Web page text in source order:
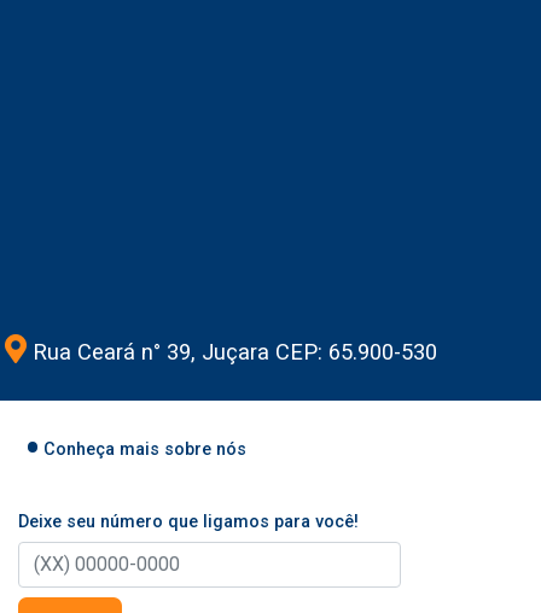
Rua Ceará n° 39, Juçara CEP: 65.900-530
Conheça mais sobre nós
Deixe seu número que ligamos para você!